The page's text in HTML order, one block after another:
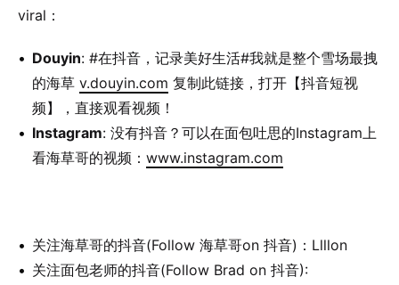
viral：
Douyin: #在抖音，记录美好生活#我就是整个雪场最拽
的海草 v.douyin.com 复制此链接，打开【抖音短视
频】，直接观看视频！
Instagram: 没有抖音？可以在面包吐思的Instagram上
看海草哥的视频： www.instagram.com
关注海草哥的抖音(Follow 海草哥on 抖音)：Llllon
关注面包老师的抖音(Follow Brad on 抖音):